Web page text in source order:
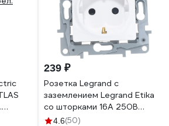
239 ₽
Розетка Legrand с
заземлением Legrand Etika
со шторками 16А 250В
винтовые зажимы белый
4.6(50)